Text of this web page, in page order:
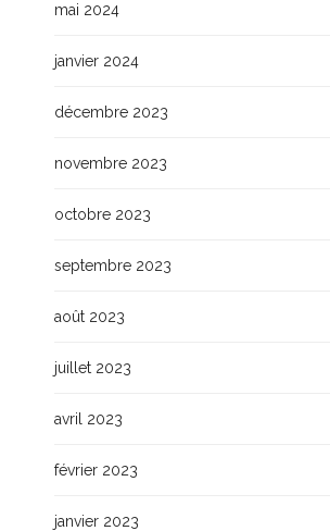
mai 2024
janvier 2024
décembre 2023
novembre 2023
octobre 2023
septembre 2023
août 2023
juillet 2023
avril 2023
février 2023
janvier 2023